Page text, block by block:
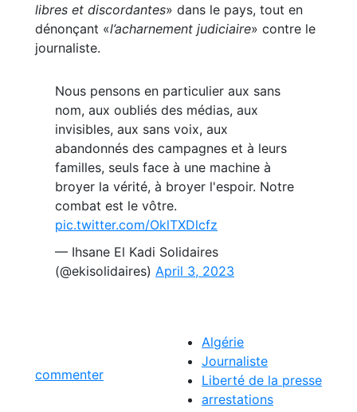
libres et discordantes» dans le pays, tout en
dénonçant «l’acharnement judiciaire» contre le
journaliste.
Nous pensons en particulier aux sans
nom, aux oubliés des médias, aux
invisibles, aux sans voix, aux
abandonnés des campagnes et à leurs
familles, seuls face à une machine à
broyer la vérité, à broyer l'espoir. Notre
combat est le vôtre.
pic.twitter.com/OklTXDlcfz
— Ihsane El Kadi Solidaires
(@ekisolidaires) April 3, 2023
commenter
Algérie
Journaliste
Liberté de la presse
arrestations